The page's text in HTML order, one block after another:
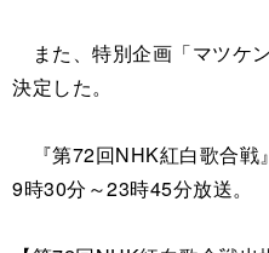
また、特別企画「マツケ
決定した。
『第72回NHK紅白歌合戦
9時30分～23時45分放送。